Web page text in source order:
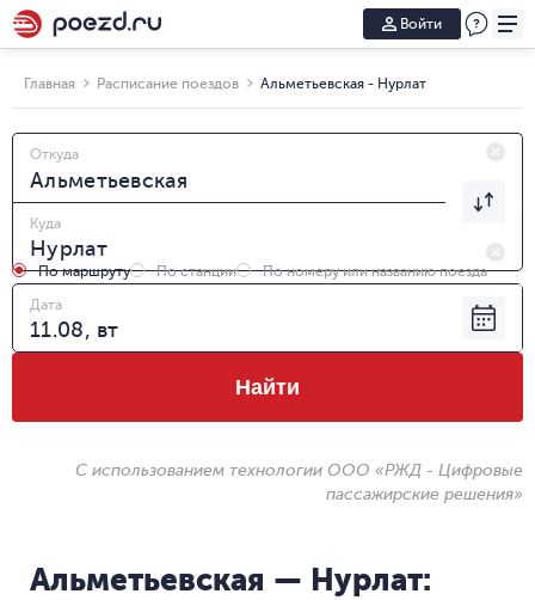
Войти
Главная Расписание поездов Альметьевская - Нурлат
Откуда
Куда
По маршруту По станции
По номеру или названию поезда
Дата
Найти
С использованием технологии ООО «РЖД - Цифровые
пассажирские решения»
Альметьевская — Нурлат: